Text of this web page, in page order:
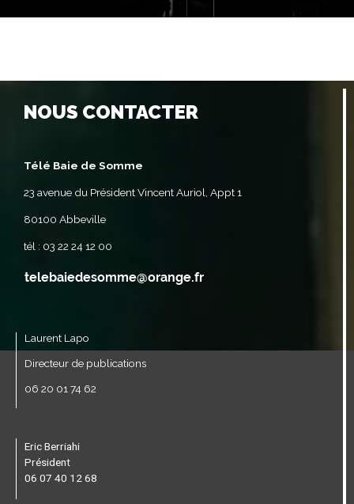
NOUS CONTACTER
Télé Baie de Somme
23 avenue du Président Vincent Auriol, Appt 1
80100 Abbeville
tél : 03 22 24 12 00
Laurent Lapo
Directeur de publications
06 20 01 74 62
Eric Berriahi
Président
06 07 40 12 68